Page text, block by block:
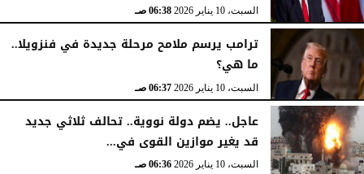
السبت، 10 يناير 2026 06:38 صـ
ترامب يرسم ملامح مرحلة جديدة في فنزويلا..
ما هي؟
السبت، 10 يناير 2026 06:37 صـ
عاجل.. يضم دولة نووية.. تحالف ثلاثي جديد
قد يغير موازين القوى في...
السبت، 10 يناير 2026 06:36 صـ